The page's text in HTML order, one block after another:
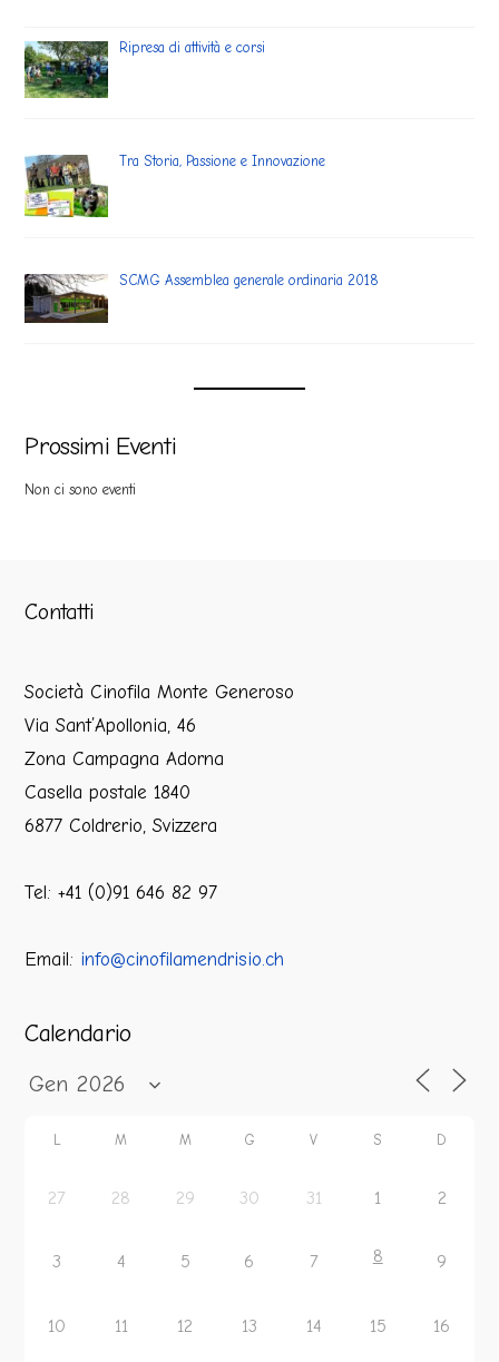
Ripresa di attività e corsi
Tra Storia, Passione e Innovazione
SCMG Assemblea generale ordinaria 2018
Prossimi Eventi
Non ci sono eventi
Contatti
Società Cinofila Monte Generoso
Via Sant’Apollonia, 46
Zona Campagna Adorna
Casella postale 1840
6877 Coldrerio, Svizzera
Tel: +41 (0)91 646 82 97
Email: info@cinofilamendrisio.ch
Calendario
L M M G V S D
27 28 29 30 31 1 2
3 4 5 6 7 8 9
10 11 12 13 14 15 16